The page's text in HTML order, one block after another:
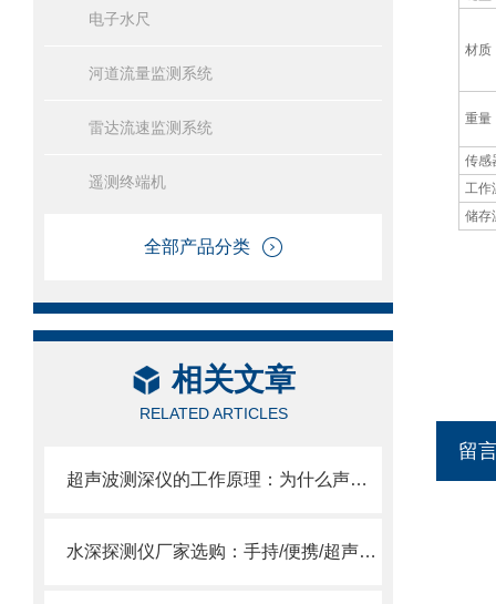
电子水尺
河道流量监测系统
雷达流速监测系统
遥测终端机
全部产品分类
相关文章
RELATED ARTICLES
超声波测深仪的工作原理：为什么声波能测水深？FT-CS150+告诉你答案
水深探测仪厂家选购：手持/便携/超声波测深仪现货直供。
材质
重量
传感
工作
储存
留